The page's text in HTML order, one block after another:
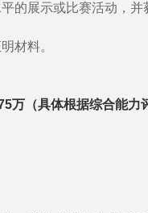
的展示或比赛活动，
材料。
万（具体根据综合能力